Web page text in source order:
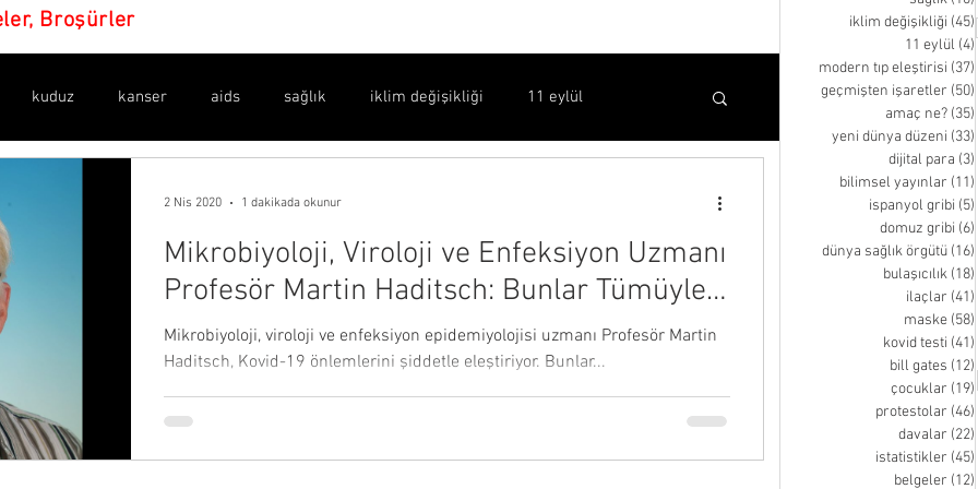
Broşürler
kuduz kanser aids sağlık iklim değişikliği 11 eylül
işaretler
bulaşıcılık ilaçlar maske kovid testi
belgeler asılsız haberler silinen video
Mikrobiyoloji, Viroloji ve Enfeksiyon Uzmanı
Profesör Martin Haditsch: Bunlar Tümüyle
Temelsiz
Mikrobiyoloji, viroloji ve enfeksiyon epidemiyolojisi uzmanı Profesör Martin
Haditsch, Kovid-19 önlemlerini şiddetle eleştiriyor. Bunlar...
2 Nis 2020 1 dakikada okunur
iklim değişikliği (45)
11 eylül (4)
modern tıp eleştirisi (37)
geçmişten işaretler (50)
amaç ne? (35)
yeni dünya düzeni (33)
dijital para (3)
bilimsel yayınlar (11)
ispanyol gribi (5)
domuz gribi (6)
dünya sağlık örgütü (16)
bulaşıcılık (18)
ilaçlar (41)
maske (58)
kovid testi (41)
bill gates (12)
çocuklar (19)
protestolar (46)
davalar (22)
istatistikler (45)
belgeler (12)